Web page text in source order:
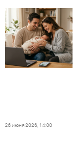
26 июня 2026, 14:00